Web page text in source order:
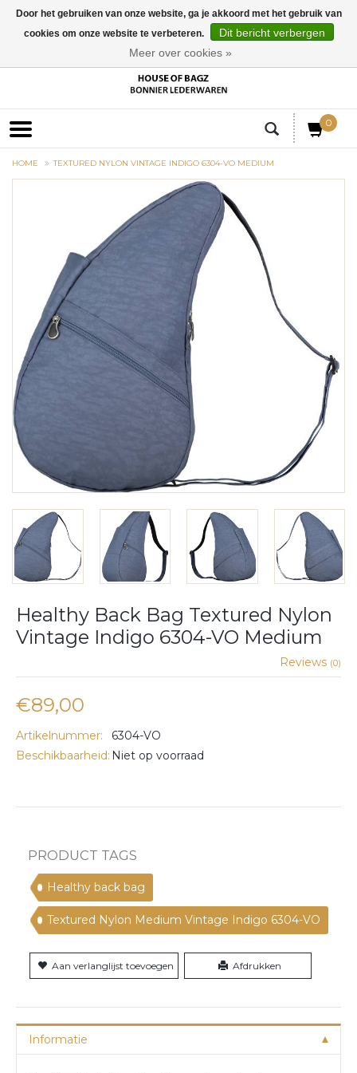
0
HOME TEXTURED NYLON VINTAGE INDIGO 6304-VO MEDIUM
Healthy Back Bag Textured Nylon
Vintage Indigo 6304-VO Medium
Reviews (0)
€89,00
Artikelnummer:
6304-VO
Beschikbaarheid: Niet op voorraad
PRODUCT TAGS
Healthy back bag
Textured Nylon Medium Vintage Indigo 6304-VO
Aan verlanglijst toevoegen Afdrukken
Informatie
Door het gebruiken van onze website, ga je akkoord met het gebruik van
cookies om onze website te verbeteren.
Dit bericht verbergen
Meer over cookies »